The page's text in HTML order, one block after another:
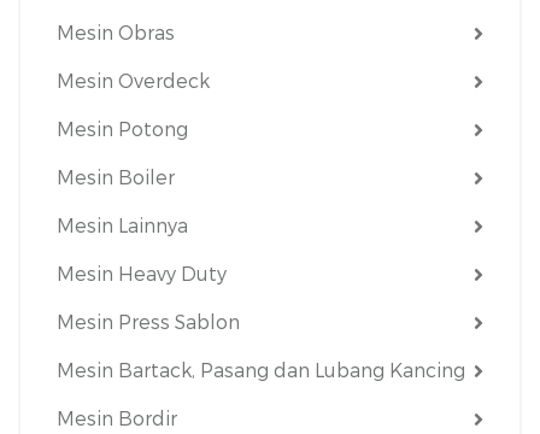
Mesin Obras
Mesin Overdeck
Mesin Potong
Mesin Boiler
Mesin Lainnya
Mesin Heavy Duty
Mesin Press Sablon
Mesin Bartack, Pasang dan Lubang Kancing
Mesin Bordir